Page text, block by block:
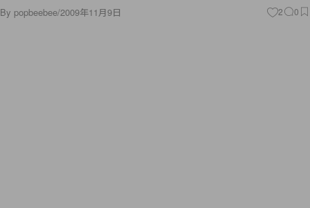
By popbeebee/2009年11月9日 2 0